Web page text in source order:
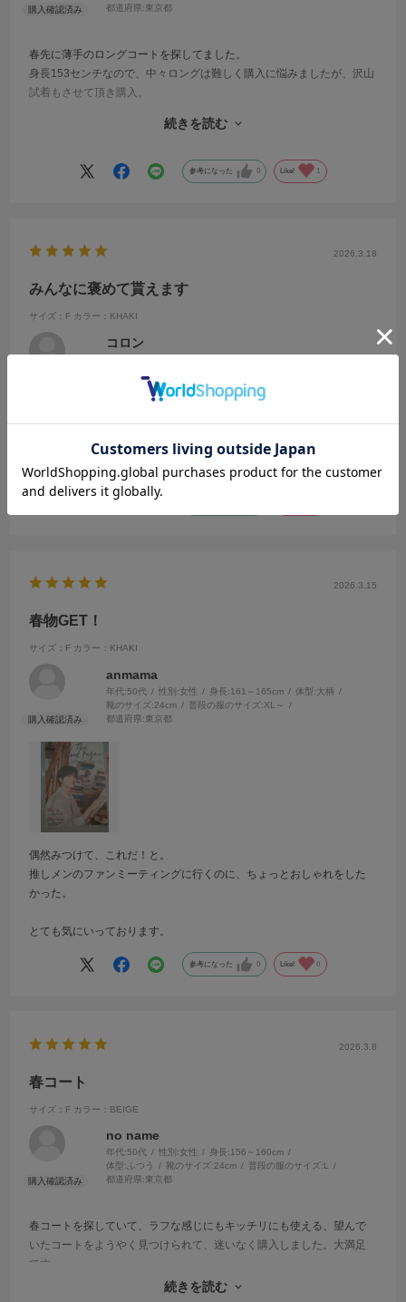
都道府県:東京都
春先に薄手のロングコートを探してました。
身長153センチなので、中々ロングは難しく購入に悩みましたが、沢山
試着もさせて頂き購入。
試着の結果、1番顔がハッキリとした感じ。
ボタンも華やかさあり。
よそ行きにもカジュアルにも使えます。
続きを読む
参考になった 0 Like! 1
2026.3.18
みんなに褒めて貰えます
サイズ：F カラー：KHAKI
コロン
埼玉県
身長も低いし、横にも大きいけど全然着れます
春コートがワンパターンだったのでロングを買えて良かった
2026.3.15
春物GET！
サイズ：F カラー：KHAKI
anmama
年代:50代 性別:女性 身長:161～165cm 体型:大柄
靴のサイズ:24cm 普段の服のサイズ:XL～
都道府県:東京都
偶然みつけて、これだ！と。
推しメンのファンミーティングに行くのに、ちょっとおしゃれをした
かった。
とても気にいっております。
参考になった 0 Like! 0
2026.3.8
春コート
サイズ：F カラー：BEIGE
no name
年代:50代 性別:女性 身長:156～160cm
体型: ふつう 靴のサイズ:24cm 普段の服のサイズ:L
都道府県:東京都
春コートを探していて、ラフな感じにもキッチリにも使える、望んで
いたコートをようやく見つけられて、迷いなく購入しました。大満足
です。
初めはカーキ色に惹かれたのですが、はっきり言ってくださる店員さ
続きを読む